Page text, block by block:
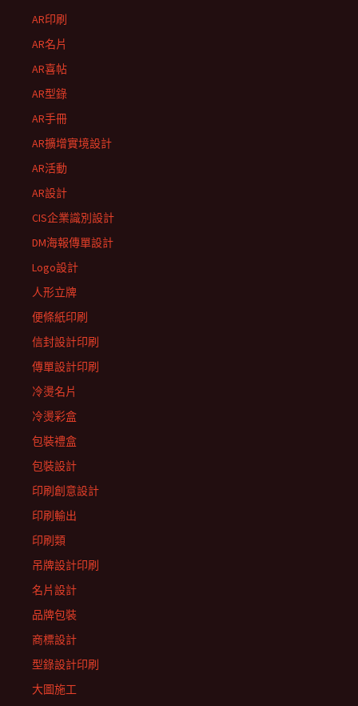
AR印刷
AR名片
AR喜帖
AR型錄
AR手冊
AR擴增實境設計
AR活動
AR設計
CIS企業識別設計
DM海報傳單設計
Logo設計
人形立牌
便條紙印刷
信封設計印刷
傳單設計印刷
冷燙名片
冷燙彩盒
包裝禮盒
包裝設計
印刷創意設計
印刷輸出
印刷類
吊牌設計印刷
名片設計
品牌包裝
商標設計
型錄設計印刷
大圖施工